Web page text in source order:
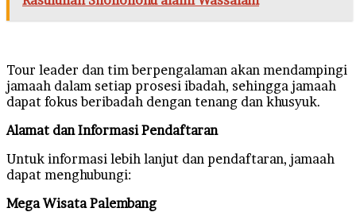
Tour leader dan tim berpengalaman akan mendampingi
jamaah dalam setiap prosesi ibadah, sehingga jamaah
dapat fokus beribadah dengan tenang dan khusyuk.
Alamat dan Informasi Pendaftaran
Untuk informasi lebih lanjut dan pendaftaran, jamaah
dapat menghubungi:
Mega Wisata Palembang